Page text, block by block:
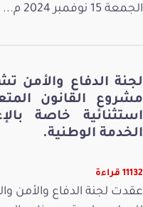
الجمعة 15 نوفمبر 2024 م...
لجنة الدفاع والأمن
مشروع القانون
استثنائية خاصة
الخدمة الوطنية.
11132 قراءة
عقدت لجنة الدفاع والأمن